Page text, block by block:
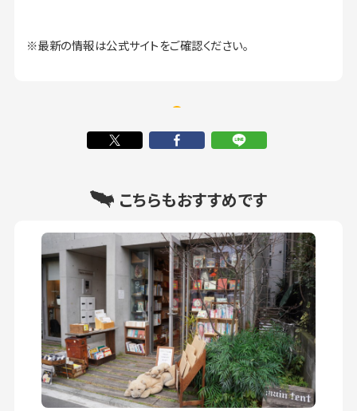
※最新の情報は公式サイトをご確認ください。
こちらもおすすめです